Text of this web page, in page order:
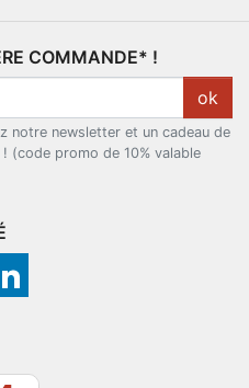
COMMANDE* !
ok
notre newsletter et un cadeau de
(code promo de 10% valable